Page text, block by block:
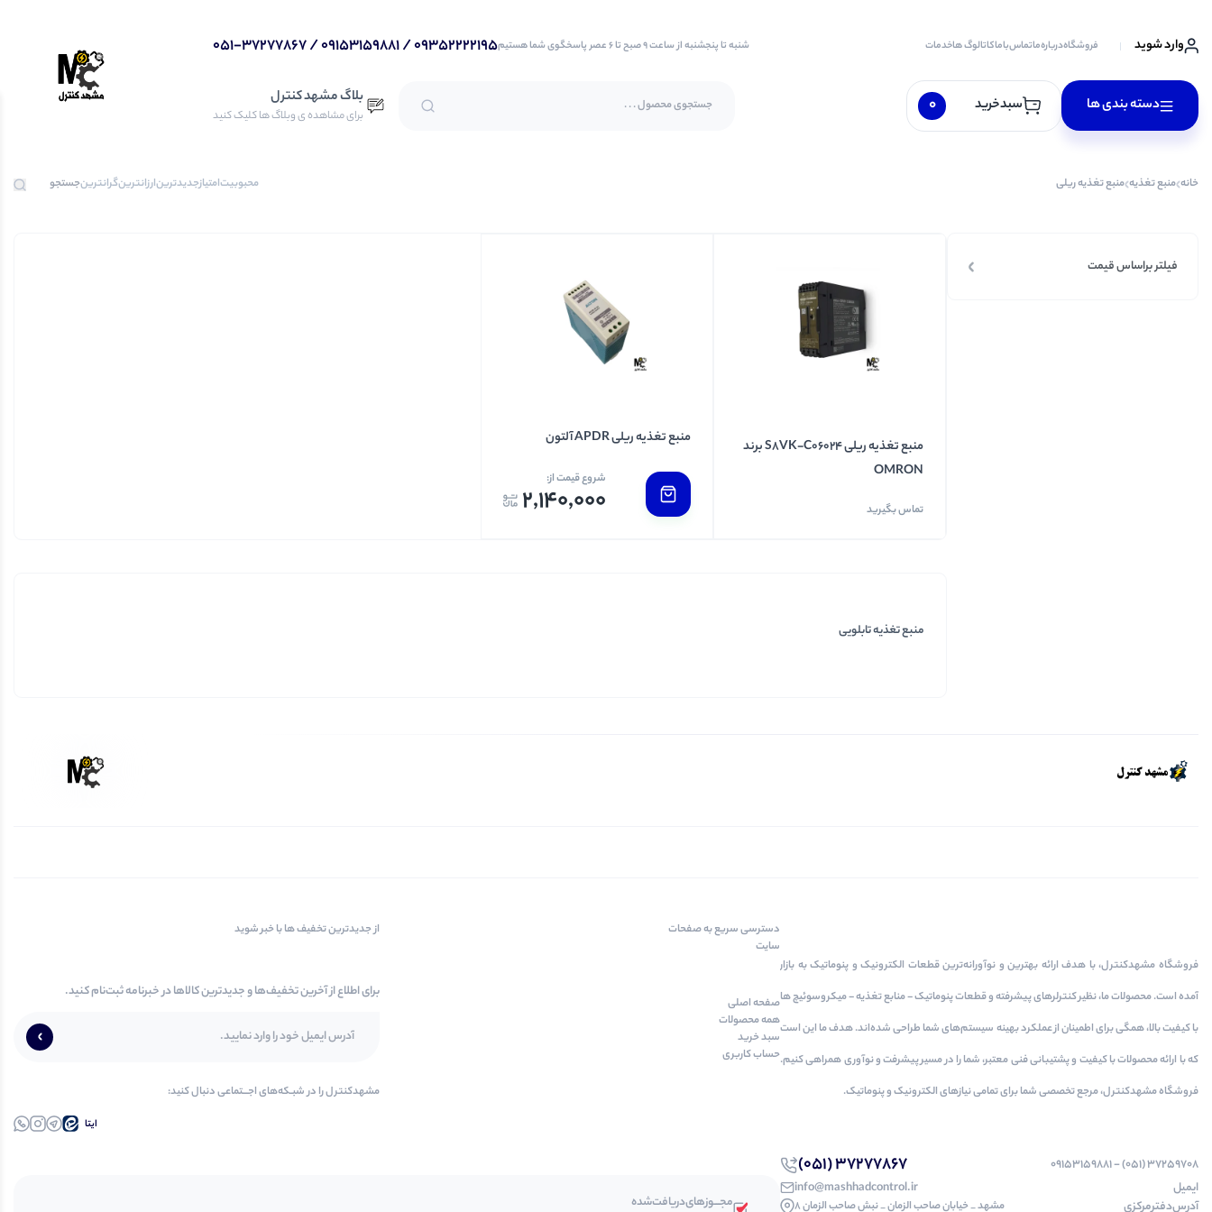
وارد شوید فروشگاهدرباره‌ماتماس‌با‌ماکاتالوگ هاخدمات شنبه تا پنجشنبه از ساعت 9 صبح تا 6 عصر پاسخگوی شما هستیم 09352222195 / 09153159881 / 051-37277867
دسته بندی ها سبدخرید 0 بلاگ مشهد کنترل
برای مشاهده ی وبلاگ ها کلیک کنید
خانه منبع تغذیه منبع تغذیه ریلی محبوبیتامتیازجدیدترینارزانترینگرانترین
فیلتر براساس قیمت
منبع تغذیه ریلی S8VK-C06024 برند
OMRON
تماس بگیرید
منبع تغذیه ریلی APDR آلتون
شروع قیمت از:
2,140,000
منبع تغذیه تابلویی
فروشگاه مشهدکنترل، با هدف ارائه بهترین و نوآورانه‌ترین قطعات الکترونیک و پنوماتیک به بازار
آمده است. محصولات ما، نظیر کنترلرهای پیشرفته و قطعات پنوماتیک - منابع تغذیه - میکروسوئیچ ها
با کیفیت بالا، همگی برای اطمینان از عملکرد بهینه سیستم‌های شما طراحی شده‌اند. هدف ما این است
که با ارائه محصولات با کیفیت و پشتیبانی فنی معتبر، شما را در مسیر پیشرفت و نوآوری همراهی کنیم.
فروشگاه مشهدکنترل، مرجع تخصصی شما برای تمامی نیازهای الکترونیک و پنوماتیک.
37259708 (051) - 09153159881
37277867 (051)
ایمیل
info@mashhadcontrol.ir
آدرس‌دفتر‌مرکزی
مشهد _ خیابان صاحب الزمان _ نبش صاحب الزمان 8
دسترسی‌ سریع به صفحات
سایت
صفحه اصلی
همه محصولات
سبد خرید
حساب کاربری
از جدیدترین تخفیف ها با خبر شوید
برای اطلاع از آخرین تخفیف‌ها و جدیدترین کالاها در خبرنامه ثبت‌نام کنید.
مشهدکنترل‌ را در‌‌ شبـکه‌های‌ اجـــتماعی‌ دنبال‌ کنید:
ایتاتلــگرام
اینستاگرامواتساپ
مجـــوز‌های‌دریافت‌شده